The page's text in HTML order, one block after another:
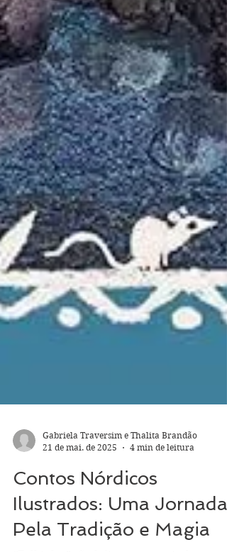
Gabriela Traversim e Thalita Brandão
21 de mai. de 2025
4 min de leitura
Contos Nórdicos